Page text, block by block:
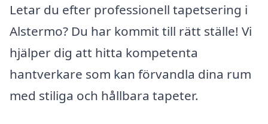
Letar du efter professionell tapetsering i
Alstermo? Du har kommit till rätt ställe! Vi
hjälper dig att hitta kompetenta
hantverkare som kan förvandla dina rum
med stiliga och hållbara tapeter.